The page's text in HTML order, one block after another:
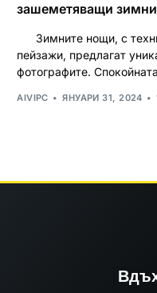
зашеметяващи
Зимните нощи, с
пейзажи, предлагат
фотографите.
AIVIPC ЯНУАРИ 31, 2024